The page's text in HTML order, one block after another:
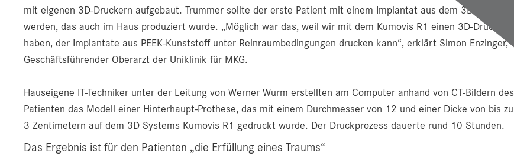
mit eigenen 3D-Druckern aufgebaut. Trummer sollte der erste Patient mit einem Implantat aus dem 3D-Drucker
werden, das auch im Haus produziert wurde. „Möglich war das, weil wir mit dem Kumovis R1 einen 3D-Drucker
haben, der Implantate aus PEEK-Kunststoff unter Reinraumbedingungen drucken kann“, erklärt Simon Enzinger,
Geschäftsführender Oberarzt der Uniklinik für MKG.
Hauseigene IT-Techniker unter der Leitung von Werner Wurm erstellten am Computer anhand von CT-Bildern des
Patienten das Modell einer Hinterhaupt-Prothese, das mit einem Durchmesser von 12 und einer Dicke von bis zu
3 Zentimetern auf dem 3D Systems Kumovis R1 gedruckt wurde. Der Druckprozess dauerte rund 10 Stunden.
Das Ergebnis ist für den Patienten „die Erfüllung eines Traums“